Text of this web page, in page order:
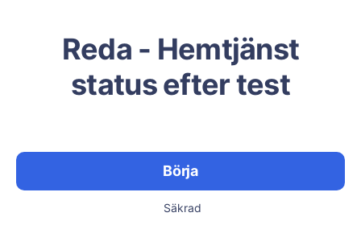
Reda - Hemtjänst
status efter test
Börja
Säkrad